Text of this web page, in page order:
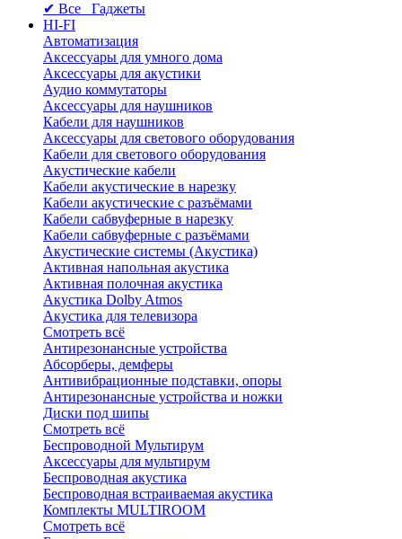
✔ Все Гаджеты
HI-FI
Автоматизация
Аксессуары для умного дома
Аксессуары для акустики
Аудио коммутаторы
Аксессуары для наушников
Кабели для наушников
Аксессуары для светового оборудования
Кабели для светового оборудования
Акустические кабели
Кабели акустические в нарезку
Кабели акустические с разъёмами
Кабели сабвуферные в нарезку
Кабели сабвуферные с разъёмами
Акустические системы (Акустика)
Активная напольная акустика
Активная полочная акустика
Акустика Dolby Atmos
Акустика для телевизора
Смотреть всё
Антирезонансные устройства
Абсорберы, демферы
Антивибрационные подставки, опоры
Антирезонансные устройства и ножки
Диски под шипы
Смотреть всё
Беспроводной Мультирум
Аксессуары для мультирум
Беспроводная акустика
Беспроводная встраиваемая акустика
Комплекты MULTIROOM
Смотреть всё